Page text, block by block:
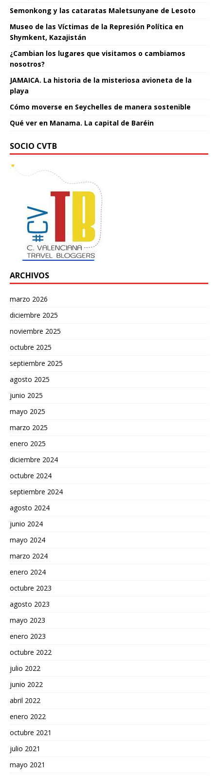
Semonkong y las cataratas Maletsunyane de Lesoto
Museo de las Víctimas de la Represión Política en
Shymkent, Kazajistán
¿Cambian los lugares que visitamos o cambiamos
nosotros?
JAMAICA. La historia de la misteriosa avioneta de la
playa
Cómo moverse en Seychelles de manera sostenible
Qué ver en Manama. La capital de Baréin
SOCIO CVTB
ARCHIVOS
marzo 2026
diciembre 2025
noviembre 2025
octubre 2025
septiembre 2025
agosto 2025
junio 2025
mayo 2025
marzo 2025
enero 2025
diciembre 2024
octubre 2024
septiembre 2024
agosto 2024
junio 2024
mayo 2024
marzo 2024
enero 2024
octubre 2023
agosto 2023
mayo 2023
enero 2023
octubre 2022
julio 2022
junio 2022
abril 2022
enero 2022
octubre 2021
julio 2021
mayo 2021